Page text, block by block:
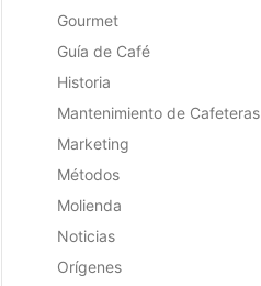
Gourmet
Guía de Café
Historia
Mantenimiento de Cafeteras
Marketing
Métodos
Molienda
Noticias
Orígenes